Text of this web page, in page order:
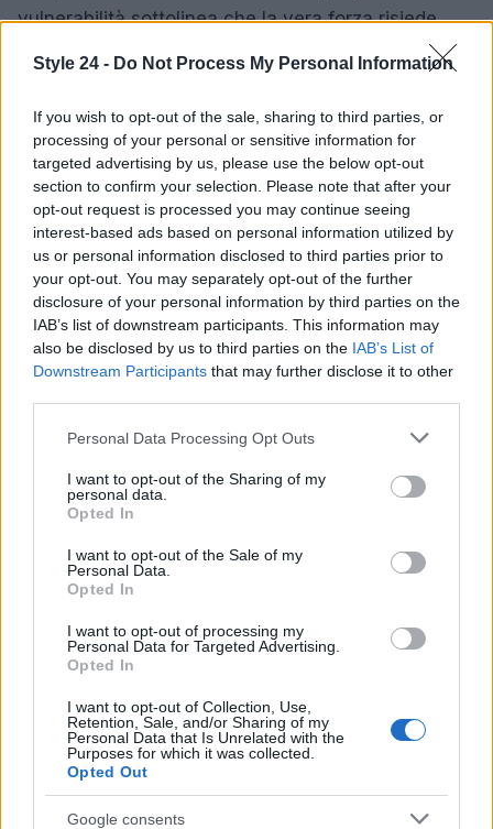
Style 24 - Do Not Process My Personal Information
If you wish to opt-out of the sale, sharing to third parties, or
processing of your personal or sensitive information for
targeted advertising by us, please use the below opt-out
section to confirm your selection. Please note that after your
opt-out request is processed you may continue seeing
interest-based ads based on personal information utilized by
us or personal information disclosed to third parties prior to
your opt-out. You may separately opt-out of the further
disclosure of your personal information by third parties on the
IAB’s list of downstream participants. This information may
also be disclosed by us to third parties on the IAB’s List of
Downstream Participants that may further disclose it to other
Please note that this website/app uses one or more Google
not limited to your visit or usage behaviour. You may click to
grant or deny consent to Google and its third-party tags to
use your data for below specified purposes in below Google
consent section.
Personal Data Processing Opt Outs
I want to opt-out of the Sharing of my
personal data.
Opted In
I want to opt-out of the Sale of my
Personal Data.
Opted In
I want to opt-out of processing my
Personal Data for Targeted Advertising.
Opted In
I want to opt-out of Collection, Use,
Retention, Sale, and/or Sharing of my
Personal Data that Is Unrelated with the
Purposes for which it was collected.
Opted Out
Google consents
vulnerabilità sottolinea che la vera forza risiede
prospetta ricco di cambiamenti, con Momoa come
pioniere di un nuovo paradigma.
AUTORE
Staff
Continua a leggere